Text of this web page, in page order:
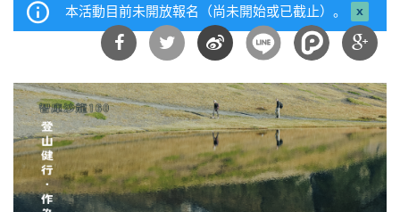
本活動目前未開放報名（尚未開始或已截止）。
分享
到
Facebook
分享
到
Twitter
分享
到微
博
分享
到
Google
Plus